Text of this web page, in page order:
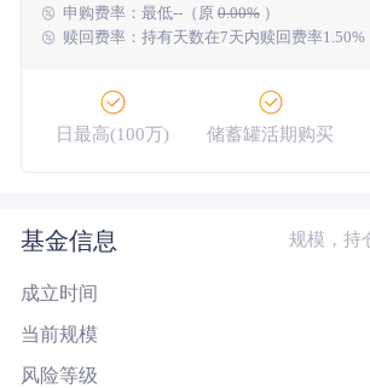
成立以来 52.38%
申购费率： 最低--（原 0.00%）
赎回费率：持有天数在7天内赎回费率1.50%
日最高(100万) 储蓄罐活期购买
大额网银转账
基金信息 规模，持
成立时间
当前规模
风险等级